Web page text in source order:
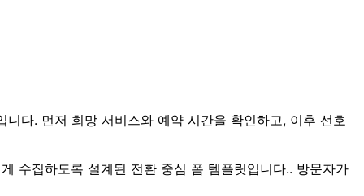
다. 먼저 희망 서비스와 예약 시간을 확인하고, 이후 선호
수집하도록 설계된 전환 중심 폼 템플릿입니다.. 방문자가